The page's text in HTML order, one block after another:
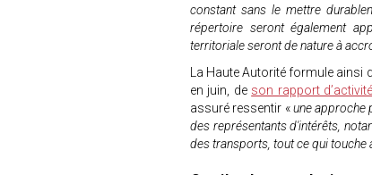
constant sans le mettre
répertoire seront également
territoriale seront de nature à
La Haute Autorité formule
en juin, de son rapport
assuré ressentir «une approche
des représentants d'intérêts,
des transports, tout ce qui touche